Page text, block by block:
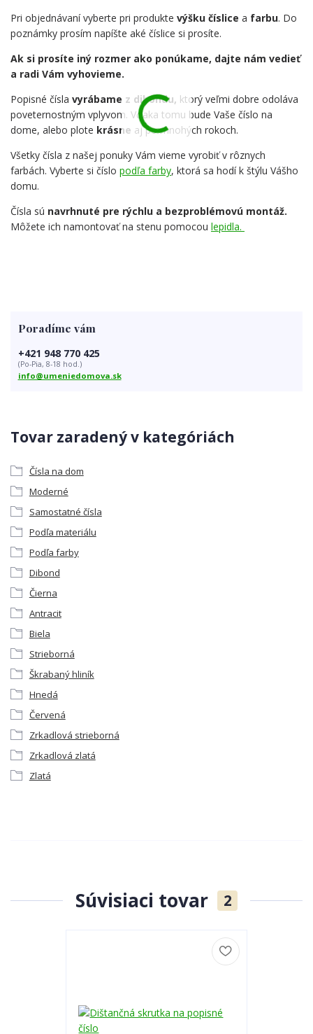
Pri objednávaní vyberte pri produkte výšku číslice a farbu. Do
poznámky prosím napíšte aké číslice si prosíte.
Ak si prosíte iný rozmer ako ponúkame, dajte nám vedieť
a radi Vám vyhovieme.
Popisné čísla vyrábame z dibondu, ktorý veľmi dobre odoláva
poveternostným vplyvom. Vďaka tomu bude Vaše číslo na
dome, alebo plote krásne aj po mnohých rokoch.
Všetky čísla z našej ponuky Vám vieme vyrobiť v rôznych
farbách. Vyberte si číslo podľa farby, ktorá sa hodí k štýlu Vášho
domu.
Čísla sú navrhnuté pre rýchlu a bezproblémovú montáž.
Môžete ich namontovať na stenu pomocou lepidla.
Tovar zaradený v kategóriách
Čísla na dom
Moderné
Samostatné čísla
Podľa materiálu
Podľa farby
Dibond
Čierna
Antracit
Biela
Strieborná
Škrabaný hliník
Hnedá
Červená
Zrkadlová strieborná
Zrkadlová zlatá
Zlatá
Poradíme vám
+421 948 770 425
(Po-Pia, 8-18 hod.)
info@umeniedomova.sk
Súvisiaci tovar 2